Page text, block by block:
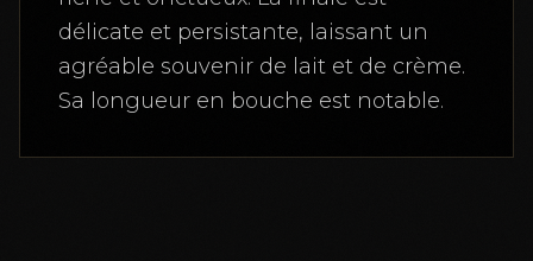
délicate et persistante, laissant un
agréable souvenir de lait et de crème.
Sa longueur en bouche est notable.